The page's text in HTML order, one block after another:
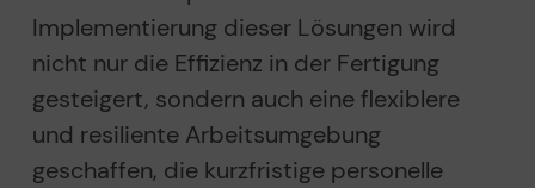
Implementierung dieser Lösungen wird
nicht nur die Effizienz in der Fertigung
gesteigert, sondern auch eine flexiblere
und resiliente Arbeitsumgebung
geschaffen, die kurzfristige personelle